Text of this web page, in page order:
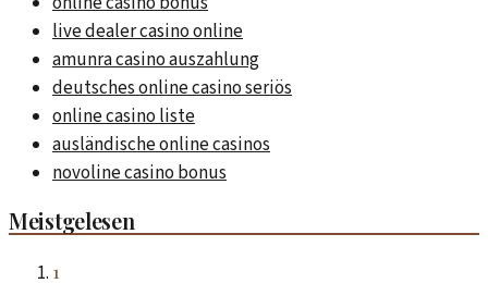
live dealer casino online
amunra casino auszahlung
deutsches online casino seriös
online casino liste
ausländische online casinos
novoline casino bonus
Meistgelesen
1